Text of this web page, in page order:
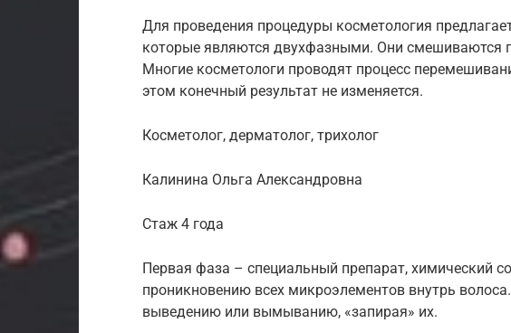
Для проведения процедуры косметология
которые являются двухфазными. Они смешиваются
Многие косметологи проводят процесс
этом конечный результат не изменяется.
Косметолог, дерматолог, трихолог
Калинина Ольга Александровна
Стаж 4 года
Первая фаза – специальный препарат, химический
проникновению всех микроэлементов внутрь
выведению или вымыванию, «запирая» их.